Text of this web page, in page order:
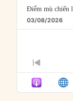
Điểm mù chiến
03/08/2026